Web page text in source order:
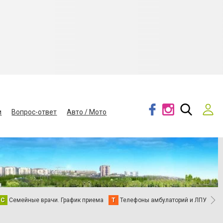
Вопрос-ответ Авто / Мото
С Семейные врачи. График приема Т Телефоны амбулаторий и ЛПУ В